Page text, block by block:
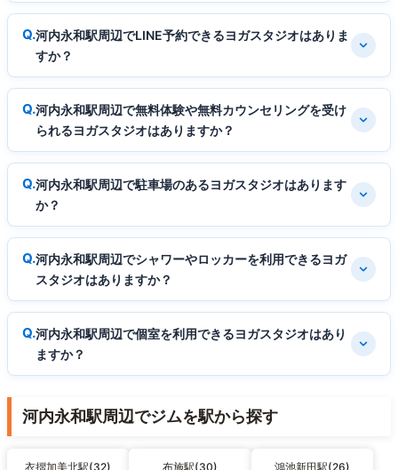
河内永和駅周辺でLINE予約できるヨガスタジオはありま
すか？
河内永和駅周辺で無料体験や無料カウンセリングを受け
られるヨガスタジオはありますか？
河内永和駅周辺で駐車場のあるヨガスタジオはあります
か？
河内永和駅周辺でシャワーやロッカーを利用できるヨガ
スタジオはありますか？
河内永和駅周辺で個室を利用できるヨガスタジオはあり
ますか？
河内永和駅周辺でジムを駅から探す
衣摺加美北駅(32) 布施駅(30) 鴻池新田駅(26)